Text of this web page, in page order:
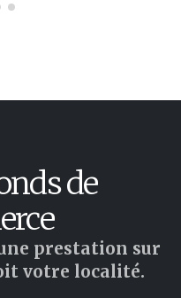
de
prestation sur
votre localité.